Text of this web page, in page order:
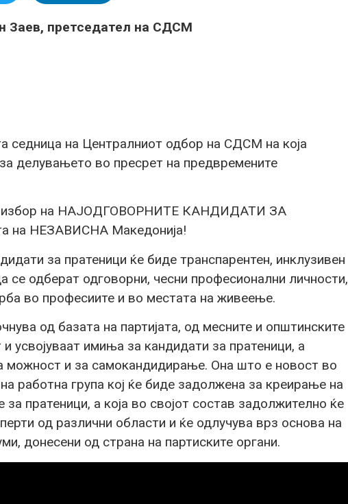
Заев, претседател на СДСМ
седница на Централниот одбор на СДСМ на која
делувањето во пресрет на предвремените
избор на НАЈОДГОВОРНИТЕ КАНДИДАТИ ЗА
на НЕЗАВИСНА Македонија!
за пратеници ќе биде транспарентен, инклузивен
се одберат одговорни, чесни професионални личности,
во професиите и во местата на живеење.
од базата на партијата, од месните и општинските
усвојуваат имиња за кандидати за пратеници, а
можност и за самокандидирање. Она што е новост во
работна група кој ќе биде задолжена за креирање на
за пратеници, а која во својот состав задолжително ќе
од различни области и ќе одлучува врз основа на
донесени од страна на партиските органи.